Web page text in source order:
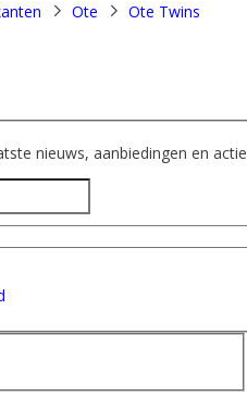
Ote
Ote Twins
nieuws, aanbiedingen en